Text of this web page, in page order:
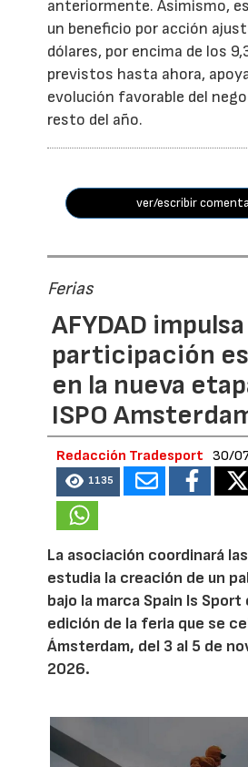
anteriormente. Asimismo,
un beneficio por acción
dólares, por encima de los
previstos hasta ahora,
evolución favorable del
resto del año.
ver/escribir
Ferias
AFYDAD
participación
en la nueva
ISPO
Redacción Tradesport 30/
1135
La asociación coordinará
estudia la creación de un
bajo la marca Spain Is Sport
edición de la feria que se
Ámsterdam, del 3 al 5 de
2026.